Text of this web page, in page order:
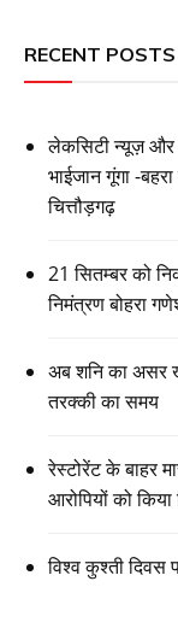
RECENT POSTS
लेकसिटी न्यूज़ और
भाईजान गूंगा -
चित्तौड़गढ़
21 सितम्बर को
निमंत्रण बोहरा
अब शनि का असर
तरक्की का समय
रेस्टोरेंट के बाहर
आरोपियों को किया
विश्व कुश्ती दिवस